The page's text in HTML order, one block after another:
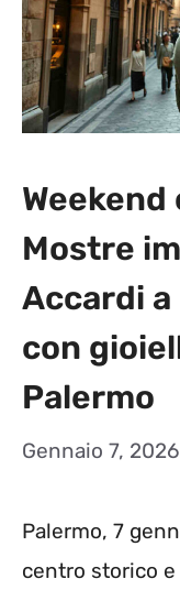
Mostre
Accardi a
con
Palermo
Gennaio 7, 2026
Palermo, 7
centro storico